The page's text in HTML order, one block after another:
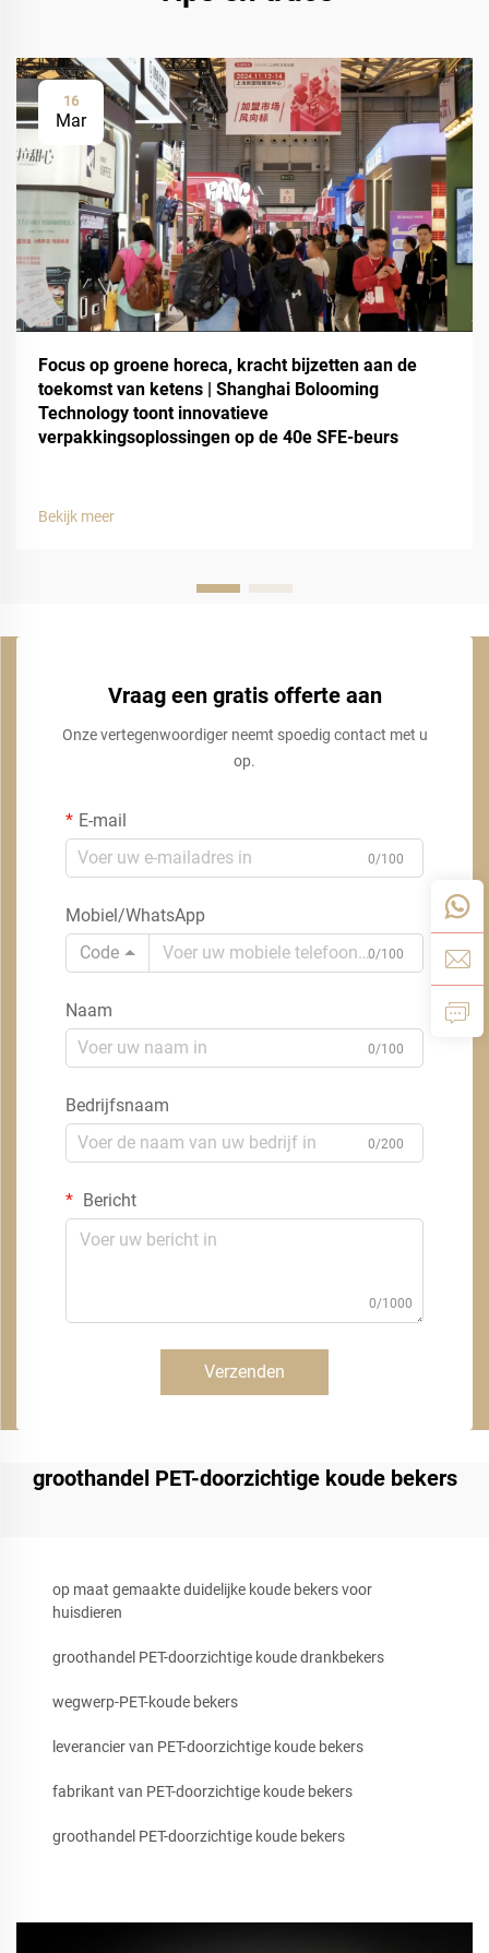
16
Mar
Focus op groene horeca, kracht bijzetten aan de
toekomst van ketens | Shanghai Bolooming
Technology toont innovatieve
verpakkingsoplossingen op de 40e SFE-beurs
Bekijk meer
Vraag een gratis offerte aan
Onze vertegenwoordiger neemt spoedig contact met u
op.
E-mail
0/100
Mobiel/WhatsApp
Code
0/100
Naam
0/100
Bedrijfsnaam
0/200
Bericht
0/1000
Verzenden
groothandel PET-doorzichtige koude bekers
op maat gemaakte duidelijke koude bekers voor
huisdieren
groothandel PET-doorzichtige koude drankbekers
wegwerp-PET-koude bekers
leverancier van PET-doorzichtige koude bekers
fabrikant van PET-doorzichtige koude bekers
groothandel PET-doorzichtige koude bekers